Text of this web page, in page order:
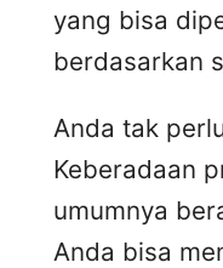
yang bisa
berdasarkan
Anda tak
Keberadaan
umumnya
Anda bisa